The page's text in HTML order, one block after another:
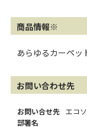
商品情報※
あらゆるカーペ
お問い合わせ先
お問い合せ先
エコ
部署名